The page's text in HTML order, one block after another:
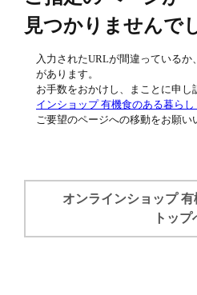
見つかりませんで
入力されたURLが間違っているか
があります。
お手数をおかけし、まことに申し
インショップ 有機食のある暮らし
ご要望のページへの移動をお願い
オンラインショップ
トップ